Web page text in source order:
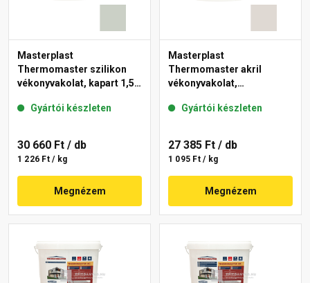
Masterplast
Thermomaster szilikon
vékonyvakolat, kapart 1,5
Gyártói készleten
30 660 Ft / db
1 226 Ft / kg
Megnézem
Masterplast
Thermomaster akril
vékonyvakolat,
45-E 25 kg
Gyártói készleten
27 385 Ft / db
1 095 Ft / kg
Megnézem